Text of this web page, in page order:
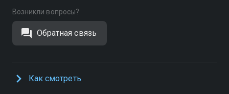
Возникли вопросы?
Обратная связь
Как смотреть